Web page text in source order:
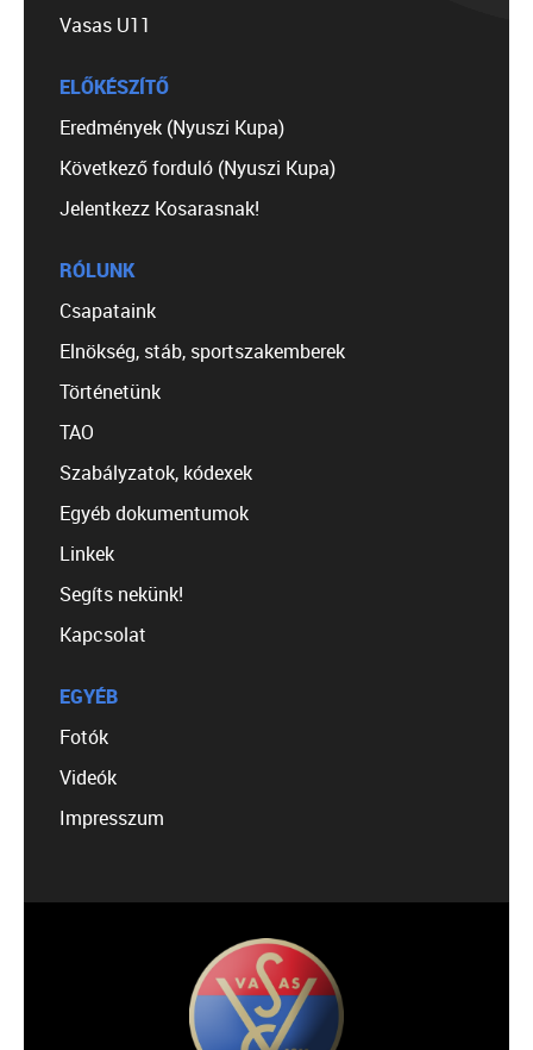
Vasas U11
ELŐKÉSZÍTŐ
Eredmények (Nyuszi Kupa)
Következő forduló (Nyuszi Kupa)
Jelentkezz Kosarasnak!
RÓLUNK
Csapataink
Elnökség, stáb, sportszakemberek
Történetünk
TAO
Szabályzatok, kódexek
Egyéb dokumentumok
Linkek
Segíts nekünk!
Kapcsolat
EGYÉB
Fotók
Videók
Impresszum